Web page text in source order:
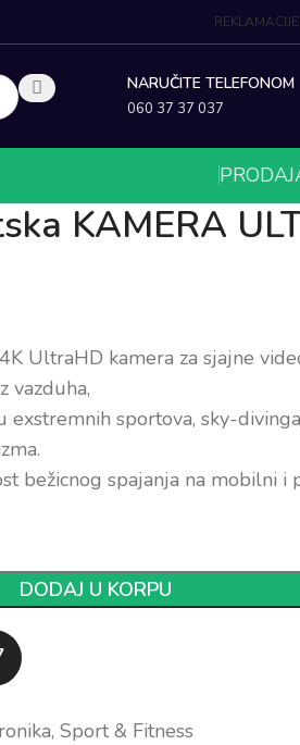
REKLAMACIJE
NARUČITE TELEFONOM
060 37 37 037
KAMERA
UltraHD kamera za sjajne
vazduha,
sportova, sky-
bežicnog spajanja na mobilni i
DODAJ U KORPU
, Sport & Fitness